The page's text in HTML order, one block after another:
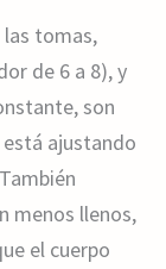
las tomas,
de 6 a 8), y
son
ajustando
menos llenos,
el cuerpo